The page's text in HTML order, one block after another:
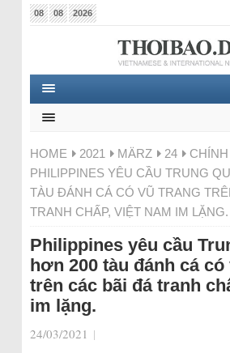
08 08 2026
HOME 2021 MÄRZ 24
PHILIPPINES YÊU CẦU TRUNG
TÀU ĐÁNH CÁ CÓ VŨ TRANG
TRANH CHẤP, VIỆT NAM IM LẶNG.
Philippines yêu cầu
hơn 200 tàu đánh cá có
trên các bãi đá tranh
im lặng.
24/03/2021 |